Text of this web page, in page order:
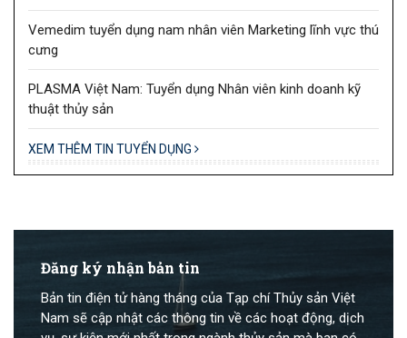
Vemedim tuyển dụng nam nhân viên Marketing lĩnh vực thú
cưng
PLASMA Việt Nam: Tuyển dụng Nhân viên kinh doanh kỹ
thuật thủy sản
XEM THÊM TIN TUYỂN DỤNG
Đăng ký nhận bản tin
Bản tin điện tử hàng tháng của Tạp chí Thủy sản Việt
Nam sẽ cập nhật các thông tin về các hoạt động, dịch